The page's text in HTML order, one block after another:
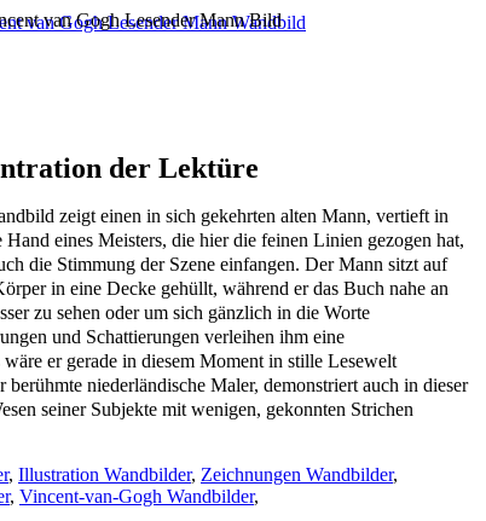
van Gogh Lesender Mann Bild
der Lektüre
zeigt einen in sich gekehrten alten Mann, vertieft in
Hand eines Meisters, die hier die feinen Linien gezogen hat,
die Stimmung der Szene einfangen. Der Mann sitzt auf
in eine Decke gehüllt, während er das Buch nahe an
zu sehen oder um sich gänzlich in die Worte
und Schattierungen verleihen ihm eine
er gerade in diesem Moment in stille Lesewelt
niederländische Maler, demonstriert auch in dieser
seiner Subjekte mit wenigen, gekonnten Strichen
, Illustration Wandbilder, Zeichnungen Wandbilder,
, Vincent-van-Gogh Wandbilder,